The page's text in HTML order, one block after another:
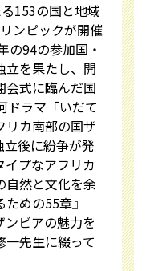
153の国と地域
ンピックが開催
の94の参加国・
立を果たし、開
会式に臨んだ国
ドラマ「いだて
リカ南部の国ザ
立後に紛争が発
プなアフリカ
自然と文化を余
めの55章』
ンビアの魅力を
先生に綴って